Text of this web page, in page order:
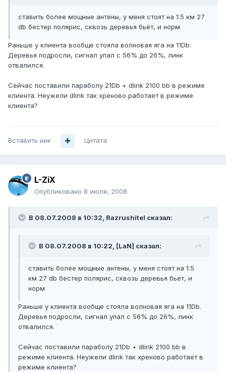
ставить более мощные антены, у меня стоят на 1.5 км 27
db бестер полярис, сквозь деревья бьёт, и норм
Раньше у клиента вообще стояла волновая яга на 11Db.
Деревья подросли, сигнал упал с 56% до 26%, линк
отвалился.
Сейчас поставили параболу 21Db + dlink 2100 bb в режиме
клиента. Неужели dlink так хреново работает в режиме
клиента?
Вставить ник Цитата
L-ZiX
Опубликовано 8 июля, 2008
В 08.07.2008 в 10:32, Razrushitel сказал:
В 08.07.2008 в 10:22, [LaN] сказал:
ставить более мощные антены, у меня стоят на 1.5
км 27 db бестер полярис, сквозь деревья бьёт, и
норм
Раньше у клиента вообще стояла волновая яга на 11Db.
Деревья подросли, сигнал упал с 56% до 26%, линк
отвалился.
Сейчас поставили параболу 21Db + dlink 2100 bb в
режиме клиента. Неужели dlink так хреново работает в
режиме клиента?